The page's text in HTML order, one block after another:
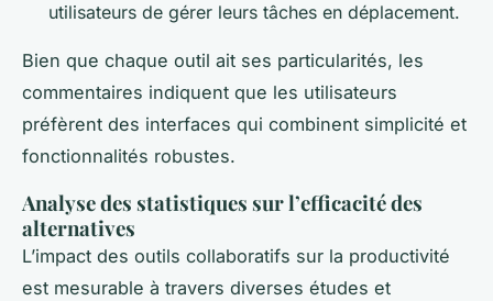
utilisateurs de gérer leurs tâches en déplacement.
Bien que chaque outil ait ses particularités, les
commentaires indiquent que les utilisateurs
préfèrent des interfaces qui combinent simplicité et
fonctionnalités robustes.
Analyse des statistiques sur l’efficacité des
alternatives
L’impact des outils collaboratifs sur la productivité
est mesurable à travers diverses études et